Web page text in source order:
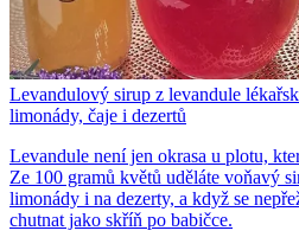
Levandulový sirup z levandule
limonády, čaje i dezertů
Levandule není jen okrasa u plotu,
Ze 100 gramů květů uděláte voňavý
limonády i na dezerty, a když se
chutnat jako skříň po babičce.